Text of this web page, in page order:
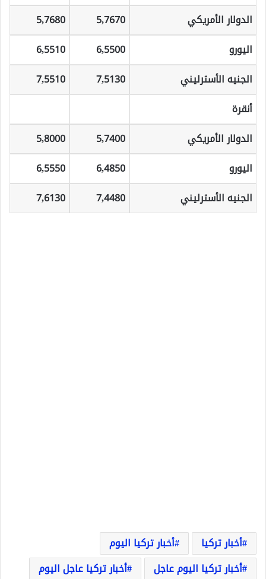
الدولار الأمريكي
5,7670
5,7680
اليورو
6,5500
6,5510
الجنيه الأسترليني
7,5130
7,5510
أنقرة
الدولار الأمريكي
5,7400
5,8000
اليورو
6,4850
6,5550
الجنيه الأسترليني
7,4480
7,6130
أخبار تركيا
أخبار تركيا اليوم
أخبار تركيا اليوم عاجل
أخبار تركيا عاجل اليوم